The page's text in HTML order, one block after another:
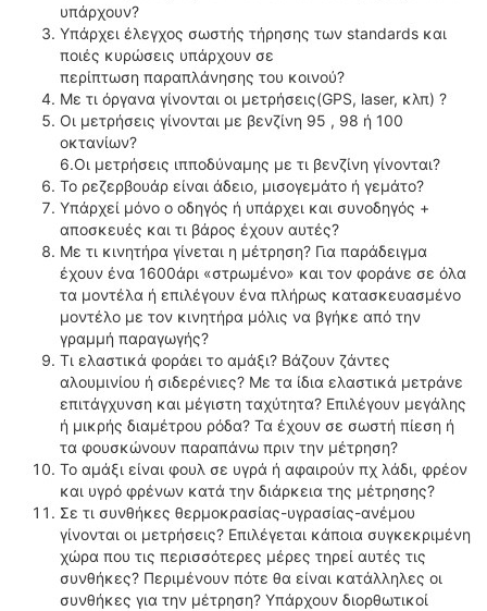
υπάρχουν?
Υπάρχει έλεγχος σωστής τήρησης των standards και
ποιές κυρώσεις υπάρχουν σε
περίπτωση παραπλάνησης του κοινού?
Με τι όργανα γίνονται οι μετρήσεις(GPS, laser, κλπ) ?
Οι μετρήσεις γίνονται με βενζίνη 95 , 98 ή 100
οκτανίων?
6.Οι μετρήσεις ιπποδύναμης με τι βενζίνη γίνονται?
Το ρεζερβουάρ είναι άδειο, μισογεμάτο ή γεμάτο?
Υπάρχεί μόνο ο οδηγός ή υπάρχει και συνοδηγός +
αποσκευές και τι βάρος έχουν αυτές?
Με τι κινητήρα γίνεται η μέτρηση? Για παράδειγμα
έχουν ένα 1600άρι «στρωμένο» και τον φοράνε σε όλα
τα μοντέλα ή επιλέγουν ένα πλήρως κατασκευασμένο
μοντέλο με τον κινητήρα μόλις να βγήκε από την
γραμμή παραγωγής?
Τι ελαστικά φοράει το αμάξι? Βάζουν ζάντες
αλουμινίου ή σιδερένιες? Με τα ίδια ελαστικά μετράνε
επιτάγχυνση και μέγιστη ταχύτητα? Επιλέγουν μεγάλης
ή μικρής διαμέτρου ρόδα? Τα έχουν σε σωστή πίεση ή
τα φουσκώνουν παραπάνω πριν την μέτρηση?
Το αμάξι είναι φουλ σε υγρά ή αφαιρούν πχ λάδι, φρέον
και υγρό φρένων κατά την διάρκεια της μέτρησης?
Σε τι συνθήκες θερμοκρασίας-υγρασίας-ανέμου
γίνονται οι μετρήσεις? Επιλέγεται κάποια συγκεκριμένη
χώρα που τις περισσότερες μέρες τηρεί αυτές τις
συνθήκες? Περιμένουν πότε θα είναι κατάλληλες οι
συνθήκες για την μέτρηση? Υπάρχουν διορθωτικοί
ΑΓΩΝΕΣ
FORMULA 1
ΔΙΕΘΝΕΙΣ ΑΓΩΝΕΣ
ΕΛΛΗΝΙΚΟΙ ΑΓΩΝΕΣ
ΤΙΜΕΣ
4T CLASSIC
ΜΟΝΤΕΛΑ
ΚΑΤΑΣΚΕΥΑΣΤΕΣ
ΠΡΟΣΩΠΙΚΟΤΗΤΕΣ
ΑΓΩΝΙΣΤΙΚΑ ΑΥΤΟΚΙΝΗΤΑ
ΑΓΩΝΕΣ/ΔΙΟΡΓΑΝΩΣΕΙΣ
ΑΓΟΡΑ
ΠΩΛΗΣΕΙΣ
ΠΡΟΣΦΟΡΕΣ
ΜΕΤΑΧΕΙΡΙΣΜΕΝΑ
2ΤΡΟΧΟΙ
ΟΔΗΓΟΥΜΕ
ΕΠΙΚΑΙΡΟΤΗΤΑ